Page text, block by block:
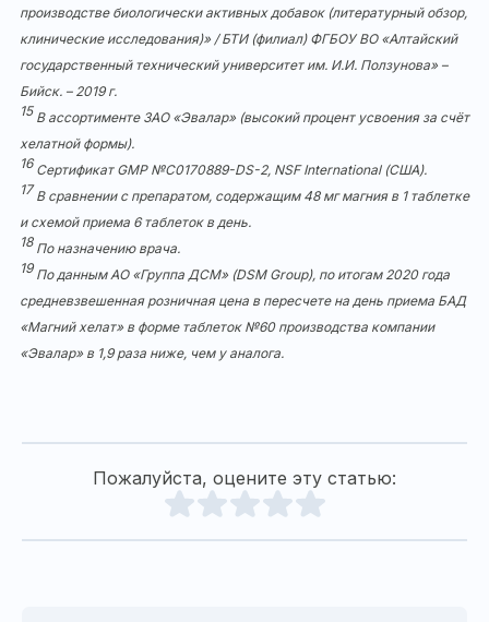
производстве биологически активных добавок (литературный обзор,
клинические исследования)» / БТИ (филиал) ФГБОУ ВО «Алтайский
государственный технический университет им. И.И. Ползунова» –
Бийск. – 2019 г.
15 В ассортименте ЗАО «Эвалар» (высокий процент усвоения за счёт
хелатной формы).
16Сертификат GMP №С0170889-DS-2, NSF International (США).
17В сравнении с препаратом, содержащим 48 мг магния в 1 таблетке
и схемой приема 6 таблеток в день.
18 По назначению врача.
19По данным АО «Группа ДСМ» (DSM Group), по итогам 2020 года
средневзвешенная розничная цена в пересчете на день приема БАД
«Магний хелат» в форме таблеток №60 производства компании
«Эвалар» в 1,9 раза ниже, чем у аналога.
Пожалуйста, оцените эту статью: